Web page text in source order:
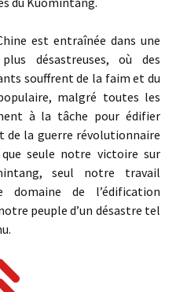
est entraînée dans une
désastreuses, où des
souffrent de la faim et du
malgré toutes les
à la tâche pour édifier
de la guerre révolutionnaire
seule notre victoire sur
seul notre travail
de l’édification
peuple d’un désastre tel